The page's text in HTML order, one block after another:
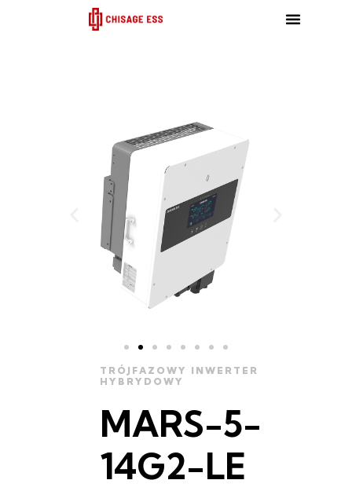
TRÓJFAZOWY INWERTER
HYBRYDOWY
MARS-5-
14G2-LE